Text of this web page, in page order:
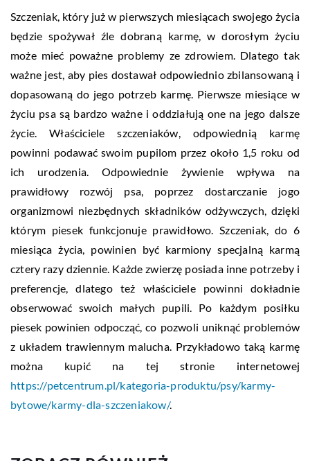
Szczeniak, który już w pierwszych miesiącach swojego życia
będzie spożywał źle dobraną karmę, w dorosłym życiu
może mieć poważne problemy ze zdrowiem. Dlatego tak
ważne jest, aby pies dostawał odpowiednio zbilansowaną i
dopasowaną do jego potrzeb karmę. Pierwsze miesiące w
życiu psa są bardzo ważne i oddziałują one na jego dalsze
życie. Właściciele szczeniaków, odpowiednią karmę
powinni podawać swoim pupilom przez około 1,5 roku od
ich urodzenia. Odpowiednie żywienie wpływa na
prawidłowy rozwój psa, poprzez dostarczanie jogo
organizmowi niezbędnych składników odżywczych, dzięki
którym piesek funkcjonuje prawidłowo. Szczeniak, do 6
miesiąca życia, powinien być karmiony specjalną karmą
cztery razy dziennie. Każde zwierzę posiada inne potrzeby i
preferencje, dlatego też właściciele powinni dokładnie
obserwować swoich małych pupili. Po każdym posiłku
piesek powinien odpocząć, co pozwoli uniknąć problemów
z układem trawiennym malucha. Przykładowo taką karmę
można kupić na tej stronie internetowej
https://petcentrum.pl/kategoria-produktu/psy/karmy-
bytowe/karmy-dla-szczeniakow/.